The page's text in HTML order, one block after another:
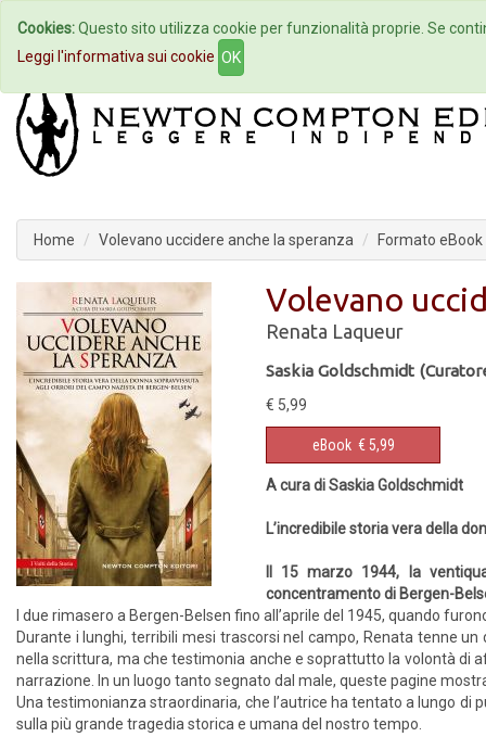
Home Autori Eventi
Home Volevano uccidere anche la speranza Formato eBook
Volevano
Renata Laqueur
Saskia Goldschmidt
€ 5,99
eBook € 5,99
A cura di Saskia Goldschmidt
L’incredibile storia vera della
Il 15 marzo 1944, la
concentramento di Bergen-
I due rimasero a Bergen-Belsen fino all’aprile del 1945, quando
Durante i lunghi, terribili mesi trascorsi nel campo, Renata tenne
nella scrittura, ma che testimonia anche e soprattutto la volontà di
narrazione. In un luogo tanto segnato dal male, queste pagine
Una testimonianza straordinaria, che l’autrice ha tentato a lungo di
sulla più grande tragedia storica e umana del nostro tempo.
Cookies:Questo sito utilizza cookie per funzionalità proprie. Se
Leggi l'informativa sui cookie OK